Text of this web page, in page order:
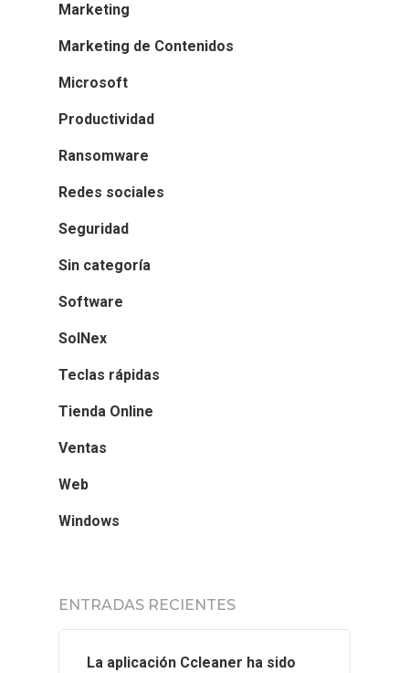
Marketing
Marketing de Contenidos
Microsoft
Productividad
Ransomware
Redes sociales
Seguridad
Sin categoría
Software
SolNex
Teclas rápidas
Tienda Online
Ventas
Web
Windows
ENTRADAS RECIENTES
La aplicación Ccleaner ha sido